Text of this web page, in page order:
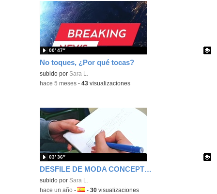
No toques, ¿Por qué tocas?
Contenido educativo.
subido por Sara L.
00′ 47″
-hace 5 meses -43 visualizaciones
DESFILE DE MODA CONCEPTUAL - ABANICOS. IES VALLECAS I
Contenido educativo.
subido por Sara L.
03′ 36″
-hace un año -Idioma:
-30 visualizaciones